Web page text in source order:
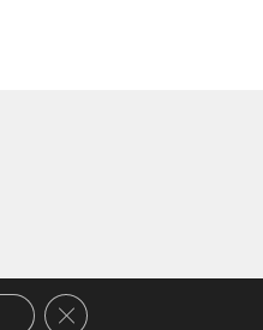
Close GDPR Cookie